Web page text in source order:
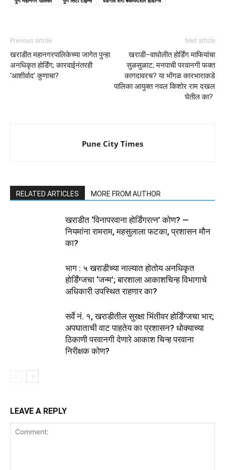
Previous article
खराडीत महानगरपालिकेच्या जागेत पुन्हा
अनधिकृत होर्डिंग; कारवाईनंतरही
‘आशीर्वाद’ कुणाचा?
Next article
खराडी–वाघोलीत होर्डिंग माफियांचा
सुळसुळाट; मनपाची परवानगी फक्त
कागदावरच? या भोंगळ कारभाराकडे
पालिका आयुक्त नवल किशोर राम दखल
घेतील का?
Pune City Times
RELATED ARTICLES MORE FROM AUTHOR
खराडीत ‘विनापरवाना होर्डिंगरत्न’ कोण? —
नियमांना रामराम, महसुलाला फटका, प्रशासन मौन
का?
भाग : ५ खराडीच्या नाल्यात होतोय अनधिकृत
होर्डिंग्जचा ‘जन्म’; बारशाला आकाशचिन्ह विभागाचे
अधिकारी उपस्थित राहणार का?
सर्वे नं. १, खराडीतील सुरक्षा भिंतीवर होर्डिंग्जचा भार;
अपघाताची वाट पाहतेय का प्रशासन? धोक्याच्या
ठिकाणी परवानगी देणारे आकाश चिन्ह परवाना
निरीक्षक कोण?
LEAVE A REPLY